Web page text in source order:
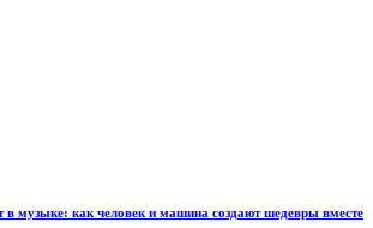
в музыке: как человек и машина создают шедевры вместе